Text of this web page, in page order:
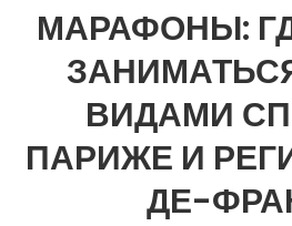
МАРАФОНЫ:
ВИДАМИ
ПАРИЖЕ И
ДЕ-